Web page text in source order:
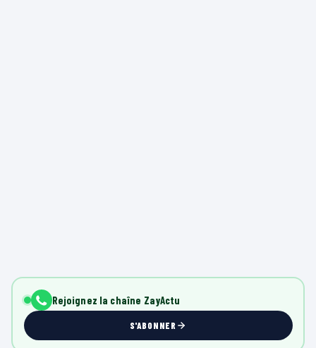
Rejoignez la chaîne ZayActu
S'ABONNER